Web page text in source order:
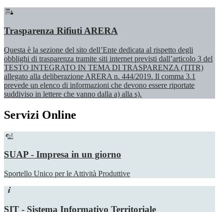
Trasparenza Rifiuti ARERA
Questa è la sezione del sito dell’Ente dedicata al rispetto degli
obblighi di trasparenza tramite siti internet previsti dall’articolo 3 del
TESTO INTEGRATO IN TEMA DI TRASPARENZA (TITR)
allegato alla deliberazione ARERA n. 444/2019. Il comma 3.1
prevede un elenco di informazioni che devono essere riportate
suddiviso in lettere che vanno dalla a) alla s).
Servizi Online
SUAP - Impresa in un giorno
Sportello Unico per le Attività Produttive
SIT - Sistema Informativo Territoriale